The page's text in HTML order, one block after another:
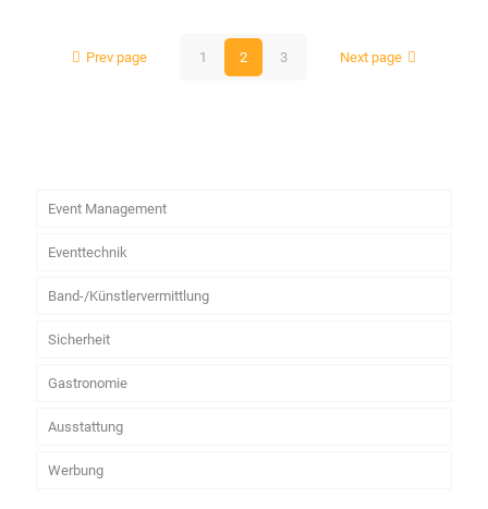
Prev page 1 2 3 Next page
Event Management
Eventtechnik
Band-/Künstlervermittlung
Sicherheit
Gastronomie
Ausstattung
Werbung